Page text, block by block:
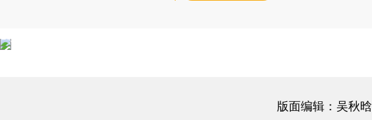
版面编辑：吴秋晗